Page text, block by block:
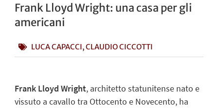
Frank Lloyd Wright: una casa per gli
americani
LUCA CAPACCI, CLAUDIO CICCOTTI
Frank Lloyd Wright, architetto statunitense nato e
vissuto a cavallo tra Ottocento e Novecento, ha